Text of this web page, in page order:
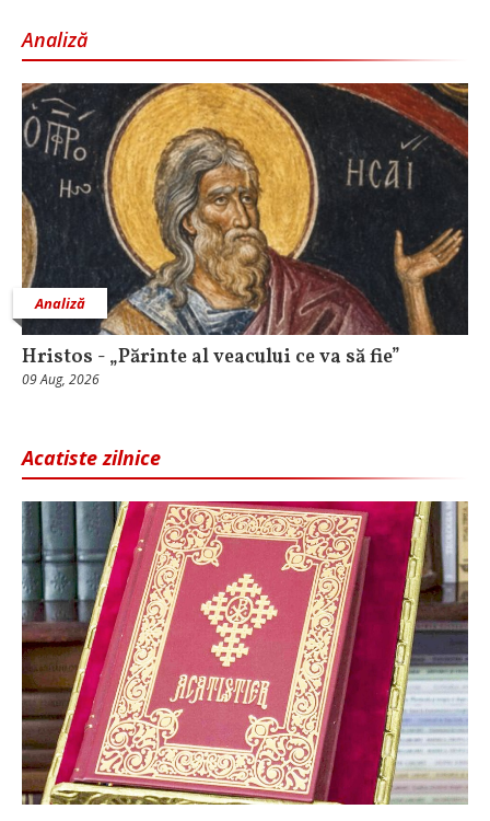
Analiză
Analiză
Hristos - „Părinte al veacului ce va să fie”
09 Aug, 2026
Acatiste zilnice